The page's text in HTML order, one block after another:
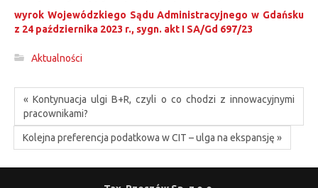
wyrok Wojewódzkiego Sądu Administracyjnego w Gdańsku
z 24 października 2023 r., sygn. akt I SA/Gd 697/23
Aktualności
« Kontynuacja ulgi B+R, czyli o co chodzi z innowacyjnymi
pracownikami?
Kolejna preferencja podatkowa w CIT – ulga na ekspansję »